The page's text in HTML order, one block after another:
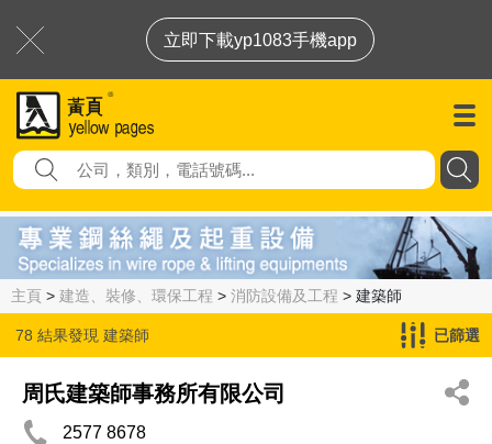
立即下載yp1083手機app
主頁 > 建造、裝修、環保工程 > 消防設備及工程 > 建築師
78 結果發現 建築師 已篩選
周氏建築師事務所有限公司
2577 8678